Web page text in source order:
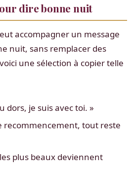
dire bonne nuit
accompagner un message
nuit, sans remplacer des
une sélection à copier telle
dors, je suis avec toi. »
recommencement, tout reste
plus beaux deviennent